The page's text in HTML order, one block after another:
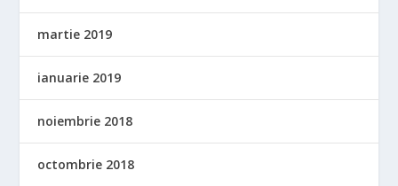
martie 2019
ianuarie 2019
noiembrie 2018
octombrie 2018